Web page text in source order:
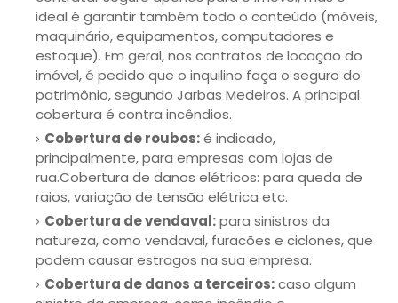
ideal é garantir também todo o conteúdo (móveis,
maquinário, equipamentos, computadores e
estoque). Em geral, nos contratos de locação do
imóvel, é pedido que o inquilino faça o seguro do
patrimônio, segundo Jarbas Medeiros. A principal
cobertura é contra incêndios.
Cobertura de roubos:é indicado,
principalmente, para empresas com lojas de
rua.Cobertura de danos elétricos: para queda de
raios, variação de tensão elétrica etc.
Cobertura de vendaval:para sinistros da
natureza, como vendaval, furacões e ciclones, que
podem causar estragos na sua empresa.
Cobertura de danos a terceiros:caso algum